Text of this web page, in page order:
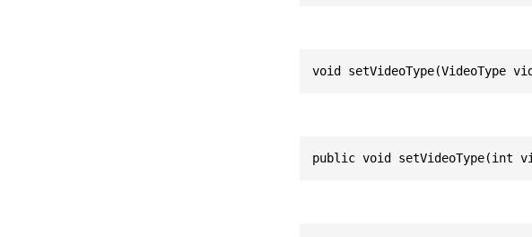
void setVideoType(VideoType
public void setVideoType(int